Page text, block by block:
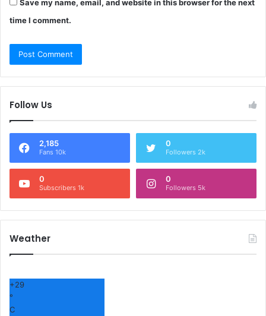
Save my name, email, and website in this browser for the next
time I comment.
Follow Us
2,185
Fans 10k
0
Followers 2k
0
Subscribers 1k
0
Followers 5k
Weather
+29
°
C